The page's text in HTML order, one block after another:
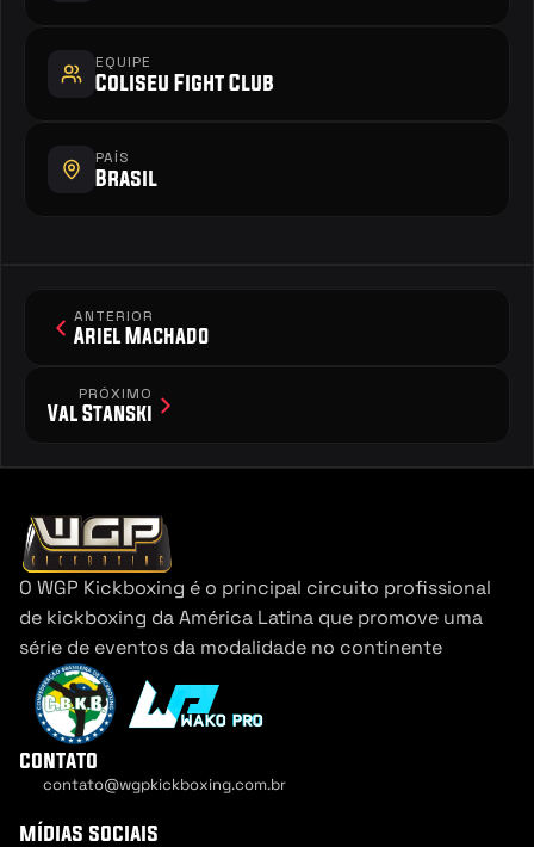
EQUIPE
Coliseu Fight Club
PAÍS
Brasil
ANTERIOR
Ariel Machado
PRÓXIMO
Val Stanski
O WGP Kickboxing é o principal circuito profissional
de kickboxing da América Latina que promove uma
série de eventos da modalidade no continente
contato
contato@wgpkickboxing.com.br
mídias sociais